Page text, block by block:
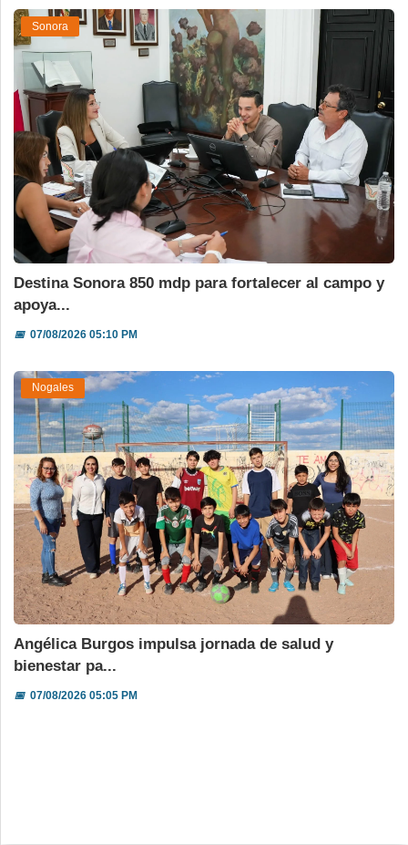
Sonora
Destina Sonora 850 mdp para fortalecer al campo y
apoya...
📅07/08/2026 05:10 PM
Nogales
Angélica Burgos impulsa jornada de salud y
bienestar pa...
📅07/08/2026 05:05 PM